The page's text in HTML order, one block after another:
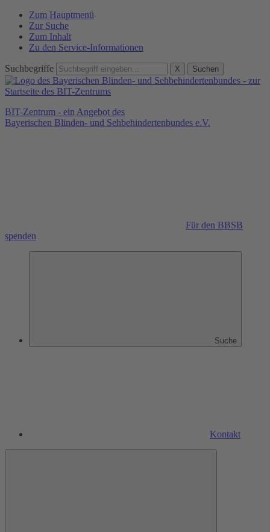
Zum Hauptmenü
Zur Suche
Zum Inhalt
Zu den Service-Informationen
Suchbegriffe X Suchen
BIT-Zentrum - ein Angebot des
Bayerischen Blinden- und Sehbehindertenbundes e.V.
Für den BBSB
spenden
Suche
Kontakt